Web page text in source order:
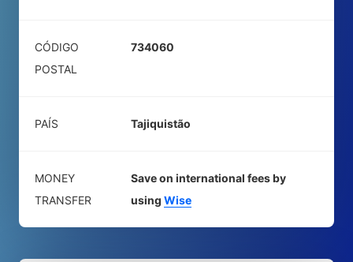
CÓDIGO
POSTAL
734060
PAÍS Tajiquistão
MONEY
TRANSFER
Save on international fees by
using Wise